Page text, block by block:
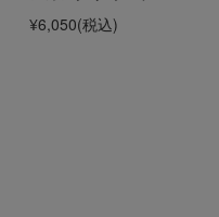
¥6,050(税込)